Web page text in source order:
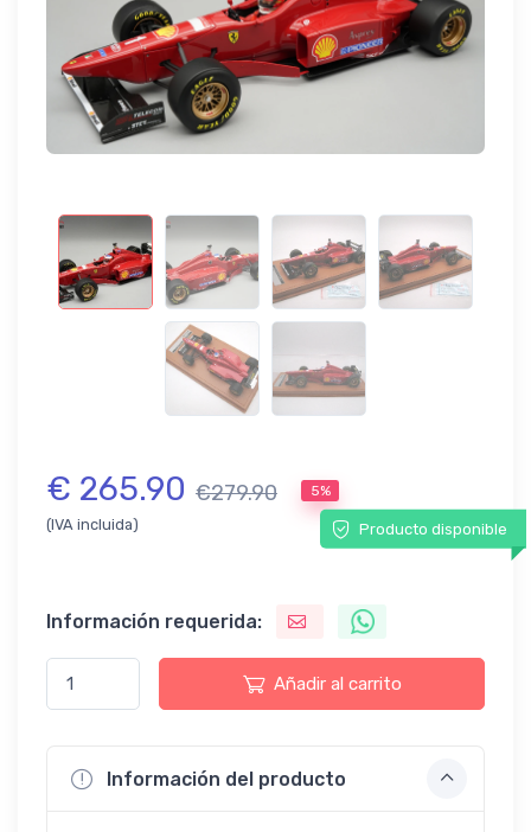
€ 265.90 €279.90 5%
(IVA incluida) Producto disponible
Información requerida:
Añadir al carrito
Información del producto